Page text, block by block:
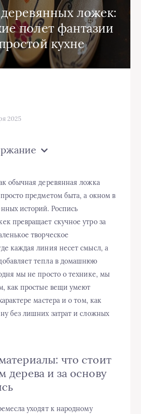
ложек:
полет фантазии
кухне
2025
обычная деревянная ложка
предметом быта, а окном в
историй. Роспись
превращает скучное утро за
творческое
каждая линия несет смысл, а
тепла в домашнюю
мы не просто о технике, мы
как простые вещи умеют
мастера и о том, как
без лишних затрат и сложных
что стоит
дерева и за основу
уходят к народному